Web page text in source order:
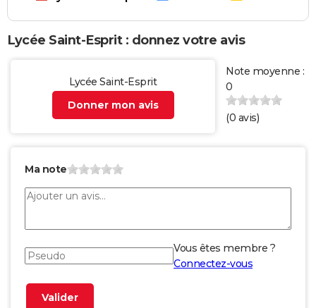
Lycée Saint-Esprit : donnez votre avis
Lycée Saint-Esprit
Donner mon avis
Note moyenne :
0
(0 avis)
Ma note
Vous êtes membre ?
Connectez-vous